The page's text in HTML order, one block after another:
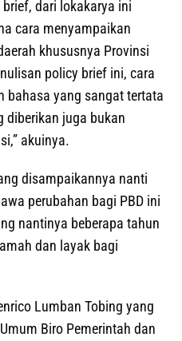
dari lokakarya ini
cara menyampaikan
khususnya Provinsi
policy brief ini, cara
bahasa yang sangat tertata
diberikan juga bukan
akuinya.
disampaikannya nanti
perubahan bagi PBD ini
nantinya beberapa tahun
dan layak bagi
Lumban Tobing yang
Biro Pemerintah dan